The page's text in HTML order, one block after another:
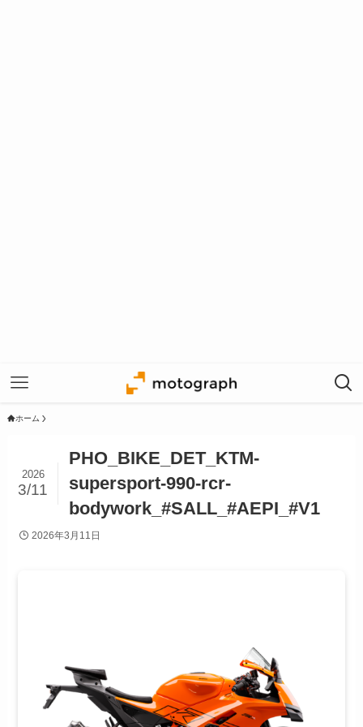
ホーム
PHO_BIKE_DET_KTM-
supersport-990-rcr-
bodywork_#SALL_#AEPI_#V1
2026
3/11
2026年3月11日